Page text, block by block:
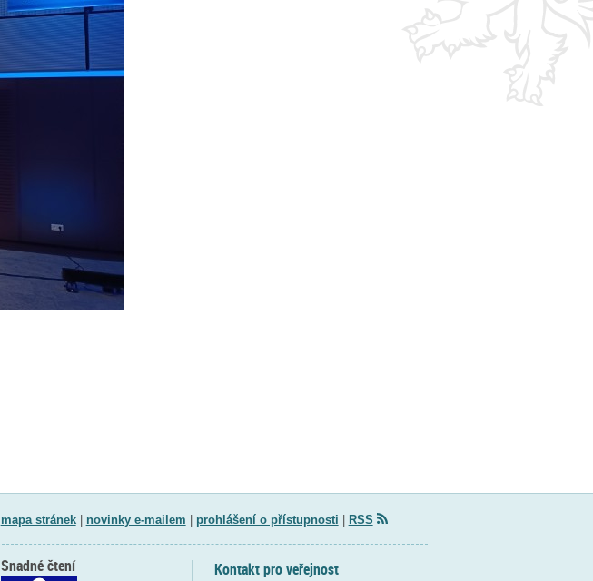
mapa stránek| novinky e-mailem prohlášení o přístupnosti RSS
Kontakt pro veřejnost
Snadné čtení